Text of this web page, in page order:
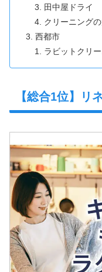
田中屋ドライ
クリーニング
西都市
ラビットクリ
【総合1位】リ